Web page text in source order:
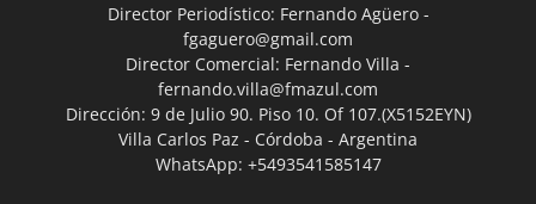
Director Periodístico: Fernando Agüero -
fgaguero@gmail.com
Director Comercial: Fernando Villa -
fernando.villa@fmazul.com
Dirección: 9 de Julio 90. Piso 10. Of 107.(X5152EYN)
Villa Carlos Paz - Córdoba - Argentina
WhatsApp: +5493541585147